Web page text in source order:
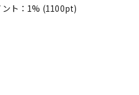
ト：1% (1100pt)